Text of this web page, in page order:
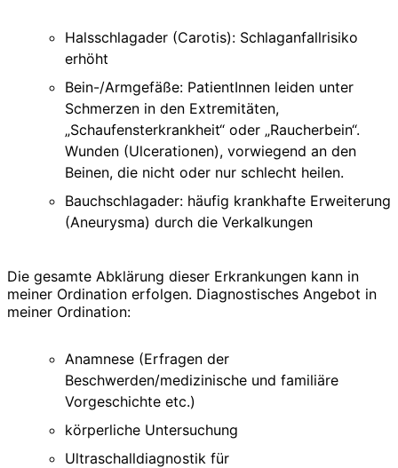
Halsschlagader (Carotis): Schlaganfallrisiko
erhöht
Bein-/Armgefäße: PatientInnen leiden unter
Schmerzen in den Extremitäten,
„Schaufensterkrankheit“ oder „Raucherbein“.
Wunden (Ulcerationen), vorwiegend an den
Beinen, die nicht oder nur schlecht heilen.
Bauchschlagader: häufig krankhafte Erweiterung
(Aneurysma) durch die Verkalkungen
Die gesamte Abklärung dieser Erkrankungen kann in
meiner Ordination erfolgen. Diagnostisches Angebot in
meiner Ordination:
Anamnese (Erfragen der
Beschwerden/medizinische und familiäre
Vorgeschichte etc.)
körperliche Untersuchung
Ultraschalldiagnostik für